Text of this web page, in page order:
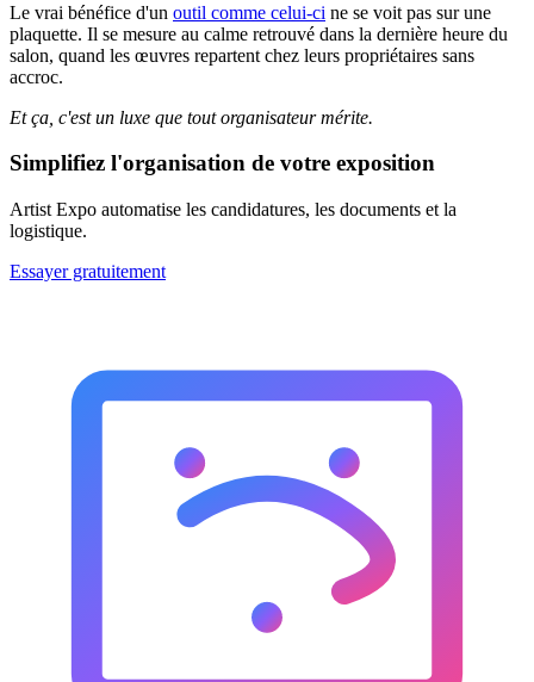
Le vrai bénéfice d'un outil comme celui-ci ne se voit pas sur une
plaquette. Il se mesure au calme retrouvé dans la dernière heure du
salon, quand les œuvres repartent chez leurs propriétaires sans
accroc.
Et ça, c'est un luxe que tout organisateur mérite.
Simplifiez l'organisation de votre exposition
Artist Expo automatise les candidatures, les documents et la
logistique.
Essayer gratuitement